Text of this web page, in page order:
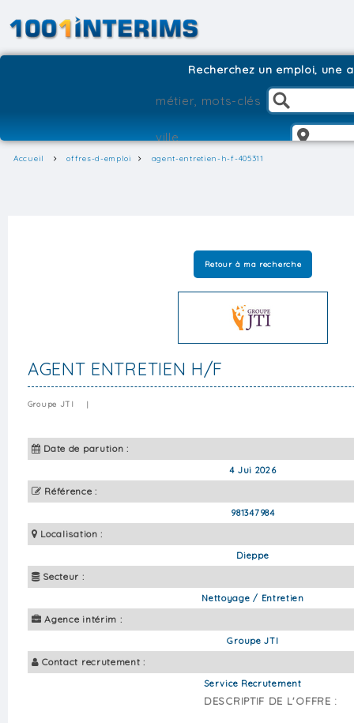
Recherchez un emploi, une
Accueil offres-d-emploi agent-entretien-h-f-405311
Retour à ma recherche
AGENT ENTRETIEN H/F
Groupe JTI |
Date de parution :
4 Jui 2026
Référence :
981347984
Localisation :
Dieppe
Secteur :
Nettoyage / Entretien
Agence intérim :
Groupe JTI
Contact recrutement :
Service Recrutement
DESCRIPTIF DE L'OFFRE :